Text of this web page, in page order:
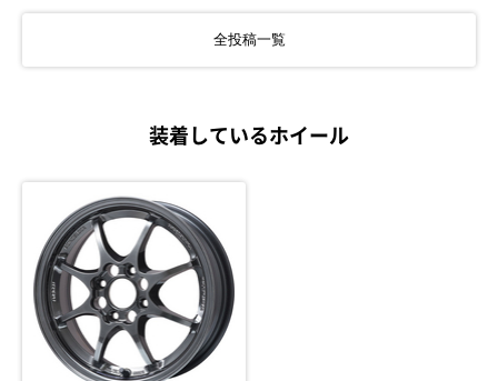
全投稿一覧
装着しているホイール